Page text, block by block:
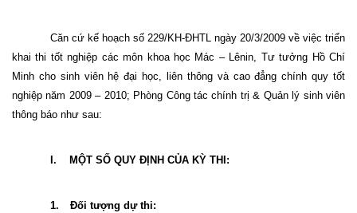
Căn cứ kế hoạch số 229/KH-ĐHTL ngày 20/3/2009 về việc triển
khai thi tốt nghiệp các môn khoa học Mác – Lênin, Tư tưởng Hồ Chí
Minh cho sinh viên hệ đại học, liên thông và cao đẳng chính quy tốt
nghiệp năm 2009 – 2010; Phòng Công tác chính trị & Quản lý sinh viên
thông báo như sau:
I. MỘT SỐ QUY ĐỊNH CỦA KỲ THI:
1. Đối tượng dự thi: